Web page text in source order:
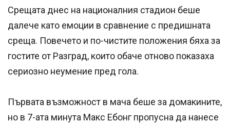
Срещата днес на националния стадион беше
далече като емоции в сравнение с предишната
среща. Повечето и по-чистите положения бяха за
гостите от Разград, които обаче отново показаха
сериозно неумение пред гола.
Първата възможност в мача беше за домакините,
но в 7-ата минута Макс Ебонг пропусна да нанесе